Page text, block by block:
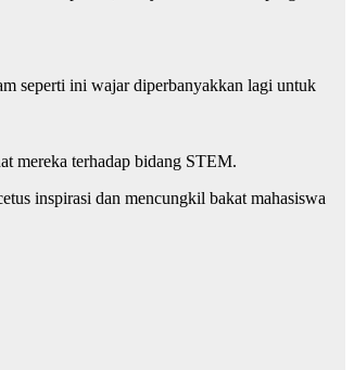
seperti ini wajar diperbanyakkan lagi untuk
mereka terhadap bidang STEM.
inspirasi dan mencungkil bakat mahasiswa